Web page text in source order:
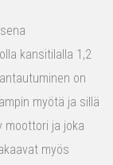
kansitilalla 1,2
on
myötä ja sillä
moottori ja joka
myös